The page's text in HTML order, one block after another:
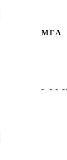
МГА
- - - -